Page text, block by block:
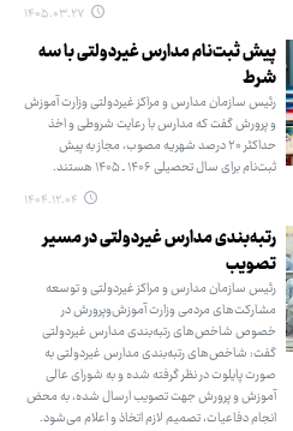
۱۴۰۵.۰۳.۲۷
پیش ثبت‌نام مدارس غیردولتی با سه
شرط
رئیس سازمان مدارس و مراکز غیردولتی وزارت آموزش
و پرورش گفت که مدارس با رعایت شروطی و اخذ
حداکثر ۲۰ درصد شهریه مصوب، مجاز به پیش
ثبت‌نام برای سال تحصیلی ۱۴۰۶ ـ ۱۴۰۵ هستند.
۱۴۰۴.۱۲.۰۴
رتبه‌بندی مدارس غیردولتی در مسیر
تصویب
رئیس سازمان مدارس و مراکز غیردولتی و توسعه
مشارکت‌های مردمی وزارت آموزش‌وپرورش در
خصوص شاخص‌های رتبه‌بندی مدارس غیردولتی
گفت: شاخص‌های رتبه‌بندی مدارس غیردولتی به
صورت پایلوت در نظر گرفته شده و به شورای عالی
آموزش و پرورش جهت تصویب ارسال شده، به محض
انجام دفاعیات، تصمیم لازم اتخاذ و اعلام می‌شود.